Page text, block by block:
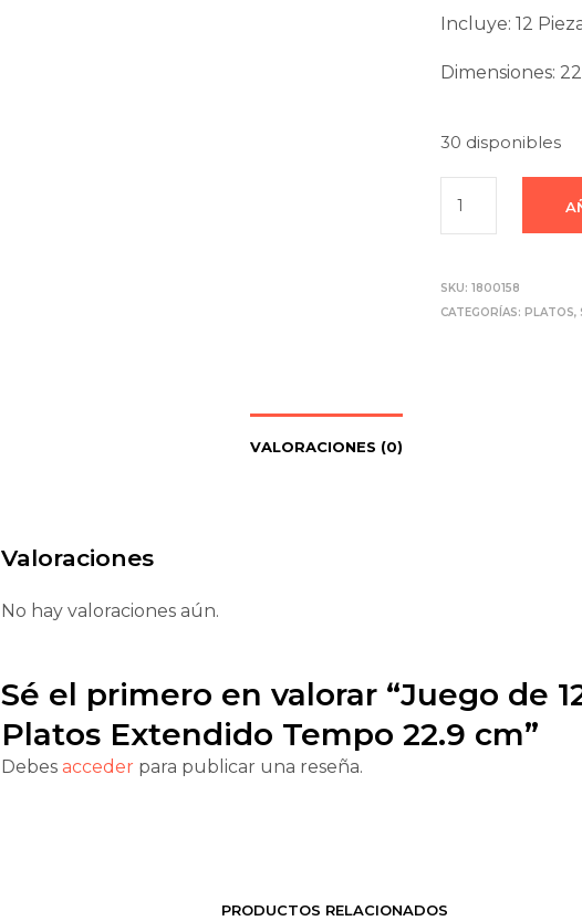
Incluye: 12
Dimensiones:
30 disponibles
SKU:1800158
CATEGORÍAS: PLATOS,
VALORACIONES (0)
Valoraciones
No hay valoraciones aún.
Sé el primero en valorar “Juego de
Platos Extendido Tempo 22.9 cm”
Debes acceder para publicar una reseña.
PRODUCTOS RELACIONADOS